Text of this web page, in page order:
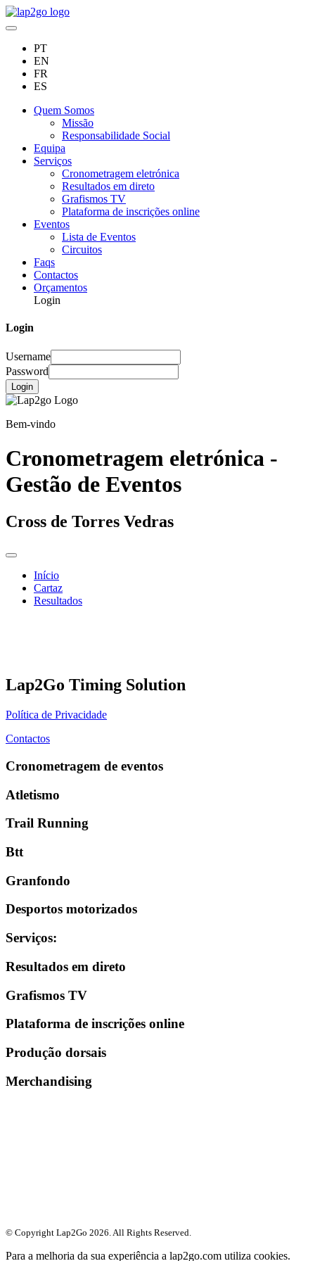
PT
EN
FR
ES
Quem Somos
Missão
Responsabilidade Social
Equipa
Serviços
Cronometragem eletrónica
Resultados em direto
Grafismos TV
Plataforma de inscrições online
Eventos
Lista de Eventos
Circuitos
Faqs
Contactos
Orçamentos
Login
Login
Username
Password
Login
Bem-vindo
Cronometragem eletrónica -
Gestão de Eventos
Cross de Torres Vedras
Início
Cartaz
Resultados
Lap2Go Timing Solution
Política de Privacidade
Contactos
Cronometragem de eventos
Atletismo
Trail Running
Btt
Granfondo
Desportos motorizados
Serviços:
Resultados em direto
Grafismos TV
Plataforma de inscrições online
Produção dorsais
Merchandising
© Copyright Lap2Go 2026. All Rights Reserved.
Para a melhoria da sua experiência a lap2go.com utiliza cookies.